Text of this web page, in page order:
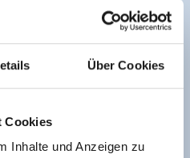
Über Cookies
Cookies
Inhalte und Anzeigen zu